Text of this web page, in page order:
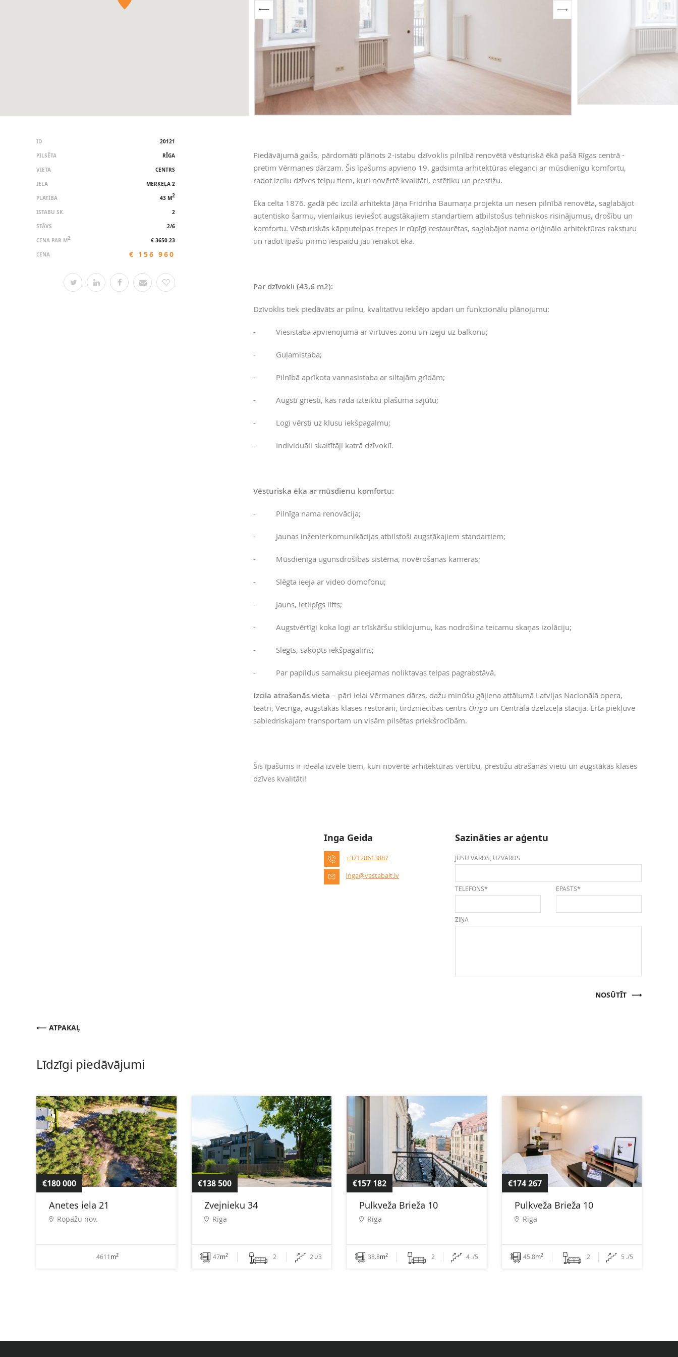
ID
20121
PILSĒTA
RĪGA
VIETA
CENTRS
IELA
MERĶEĻA 2
PLATĪBA
43 M2
ISTABU SK.
2
STĀVS
2/6
CENA PAR M2
€ 3650.23
CENA
€ 156 960
Piedāvājumā gaišs, pārdomāti plānots 2-istabu dzīvoklis pilnībā renovētā vēsturiskā ēkā pašā Rīgas centrā -
pretim Vērmanes dārzam. Šis īpašums apvieno 19. gadsimta arhitektūras eleganci ar mūsdienīgu komfortu,
radot izcilu dzīves telpu tiem, kuri novērtē kvalitāti, estētiku un prestižu.
Ēka celta 1876. gadā pēc izcilā arhitekta Jāņa Fridriha Baumaņa projekta un nesen pilnībā renovēta, saglabājot
autentisko šarmu, vienlaikus ieviešot augstākajiem standartiem atbilstošus tehniskos risinājumus, drošību un
komfortu. Vēsturiskās kāpņutelpas trepes ir rūpīgi restaurētas, saglabājot nama oriģinālo arhitektūras raksturu
un radot īpašu pirmo iespaidu jau ienākot ēkā.
Par dzīvokli (43,6 m2):
Dzīvoklis tiek piedāvāts ar pilnu, kvalitatīvu iekšējo apdari un funkcionālu plānojumu:
- Viesistaba apvienojumā ar virtuves zonu un izeju uz balkonu;
- Guļamistaba;
- Pilnībā aprīkota vannasistaba ar siltajām grīdām;
- Augsti griesti, kas rada izteiktu plašuma sajūtu;
- Logi vērsti uz klusu iekšpagalmu;
- Individuāli skaitītāji katrā dzīvoklī.
Vēsturiska ēka ar mūsdienu komfortu:
- Pilnīga nama renovācija;
- Jaunas inženierkomunikācijas atbilstoši augstākajiem standartiem;
- Mūsdienīga ugunsdrošības sistēma, novērošanas kameras;
- Slēgta ieeja ar video domofonu;
- Jauns, ietilpīgs lifts;
- Augstvērtīgi koka logi ar trīskāršu stiklojumu, kas nodrošina teicamu skaņas izolāciju;
- Slēgts, sakopts iekšpagalms;
- Par papildus samaksu pieejamas noliktavas telpas pagrabstāvā.
Izcila atrašanās vieta – pāri ielai Vērmanes dārzs, dažu minūšu gājiena attālumā Latvijas Nacionālā opera,
teātri, Vecrīga, augstākās klases restorāni, tirdzniecības centrs Origo un Centrālā dzelzceļa stacija. Ērta piekļuve
sabiedriskajam transportam un visām pilsētas priekšrocībām.
Šis īpašums ir ideāla izvēle tiem, kuri novērtē arhitektūras vērtību, prestižu atrašanās vietu un augstākās klases
dzīves kvalitāti!
Inga Geida
+37128613887
inga@vestabalt.lv
Sazināties ar aģentu
JŪSU VĀRDS, UZVĀRDS
TELEFONS* EPASTS*
ZIŅA
NOSŪTĪT
ATPAKAĻ
Līdzīgi piedāvājumi
€180 000
Anetes iela 21
Ropažu nov.
4611m2
€138 500
Zvejnieku 34
Rīga
47m2 2 2 ./3
€157 182
Pulkveža Brieža 10
Rīga
38.8m2 2 4 ./5
€174 267
Pulkveža Brieža 10
Rīga
45.8m2 2 5 ./5